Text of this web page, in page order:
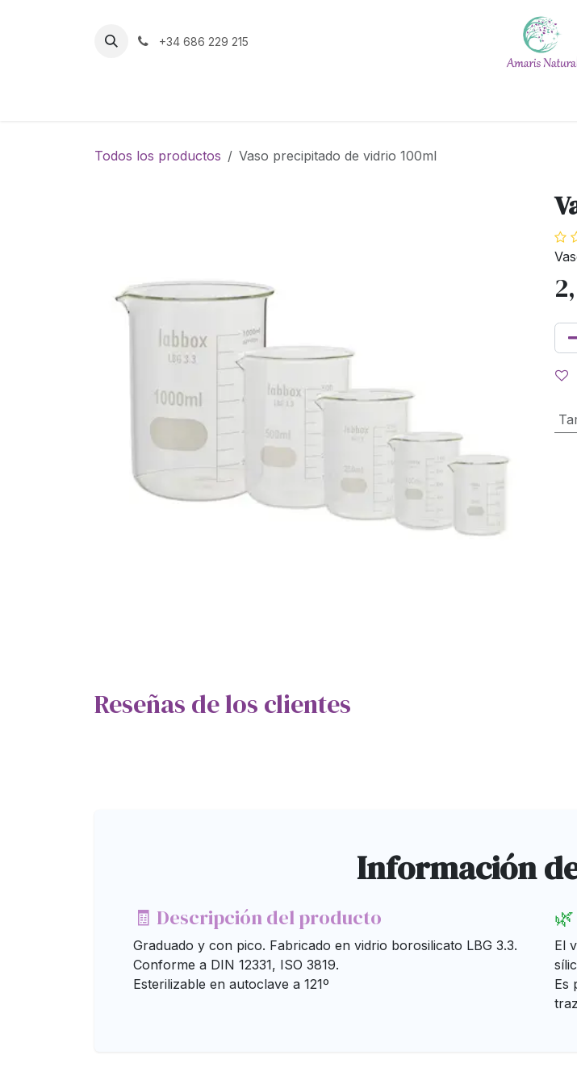
+34 686 229 215
Todos los productos Vaso precipitado de vidrio 100ml
Reseñas de los clientes
Información
🧾 Descripción del producto
Graduado y con pico. Fabricado en vidrio borosilicato LBG 3.3.
Conforme a DIN 12331, ISO 3819.
Esterilizable en autoclave a 121º
El
Es